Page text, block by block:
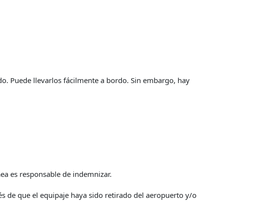
Puede llevarlos fácilmente a bordo. Sin embargo, hay
es responsable de indemnizar.
de que el equipaje haya sido retirado del aeropuerto y/o